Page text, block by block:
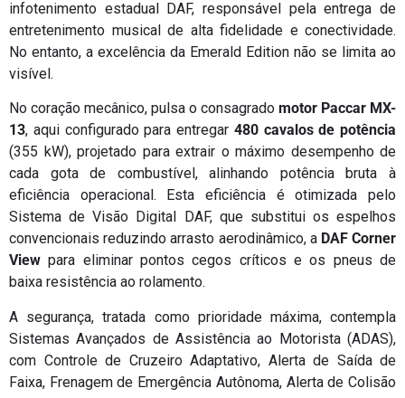
infotenimento estadual DAF, responsável pela entrega de
entretenimento musical de alta fidelidade e conectividade.
No entanto, a excelência da Emerald Edition não se limita ao
visível.
No coração mecânico, pulsa o consagrado motor Paccar MX-
13, aqui configurado para entregar 480 cavalos de potência
(355 kW), projetado para extrair o máximo desempenho de
cada gota de combustível, alinhando potência bruta à
eficiência operacional. Esta eficiência é otimizada pelo
Sistema de Visão Digital DAF, que substitui os espelhos
convencionais reduzindo arrasto aerodinâmico, a DAF Corner
View para eliminar pontos cegos críticos e os pneus de
baixa resistência ao rolamento.
A segurança, tratada como prioridade máxima, contempla
Sistemas Avançados de Assistência ao Motorista (ADAS),
com Controle de Cruzeiro Adaptativo, Alerta de Saída de
Faixa, Frenagem de Emergência Autônoma, Alerta de Colisão